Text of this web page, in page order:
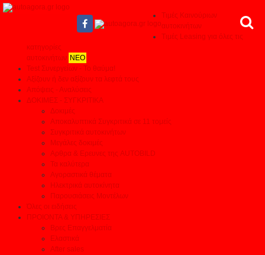
Τιμές Καινούριων
αυτοκινήτων
Τιμές Leasing για όλες τις
κατηγορίες
αυτοκινήτων ΝΕΟ
Test Συνεργείων - Το θαύμα!
Αξίζουν ή δεν αξίζουν τα λεφτά τους
Απόψεις - Αναλύσεις
ΔΟΚΙΜΕΣ - ΣΥΓΚΡΙΤΙΚΑ
Δοκιμές
Αποκαλυπτικά Συγκριτικά σε 11 τομείς
Συγκριτικά αυτοκινήτων
Μεγάλες δοκιμές
Αρθρα & Ερευνες της AUTOBILD
Τα καλύτερα
Αγοραστικά θέματα
Ηλεκτρικά αυτοκίνητα
Παρουσιάσεις Μοντέλων
Όλες οι ειδήσεις
ΠΡΟΙΟΝΤΑ & ΥΠΗΡΕΣΙΕΣ
Βρες Επαγγελματία
Ελαστικά
After sales